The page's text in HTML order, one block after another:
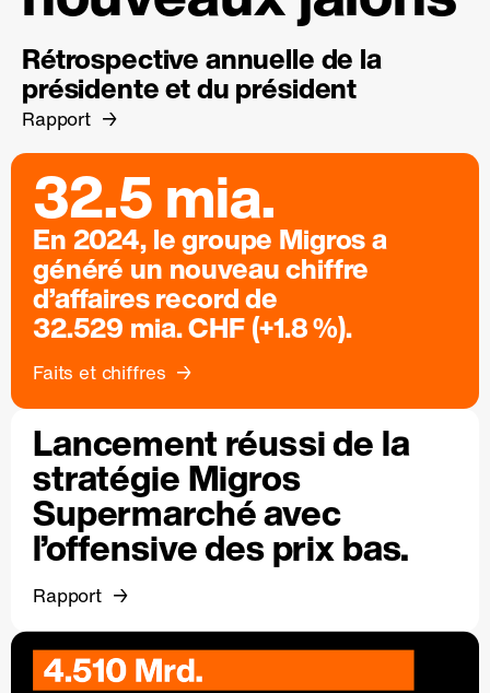
Rétrospective annuelle de la
présidente et du président
Rapport
32.5 mia.
En 2024, le groupe Migros a
généré un nouveau chiffre
d’affaires record de
32.529 mia. CHF (+1.8 %).
Faits et chiffres
Lancement réussi de la
stratégie Migros
Supermarché avec
l’offensive des prix bas.
Rapport